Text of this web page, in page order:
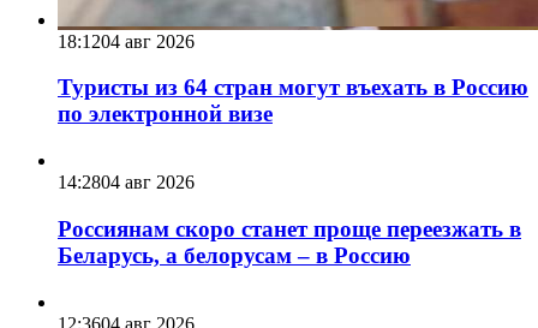
18:1204 авг 2026
Туристы из 64 стран могут въехать в Россию
по электронной визе
14:2804 авг 2026
Россиянам скоро станет проще переезжать в
Беларусь, а белорусам – в Россию
12:3604 авг 2026